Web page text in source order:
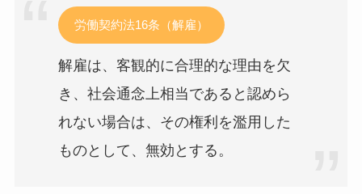
労働契約法16条（解雇）
解雇は、客観的に合理的な理由を欠
き、社会通念上相当であると認めら
れない場合は、その権利を濫用した
ものとして、無効とする。